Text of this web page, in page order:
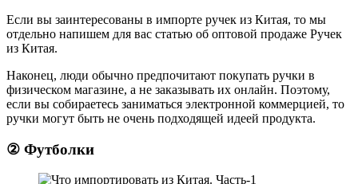
Если вы заинтересованы в импорте ручек из Китая, то мы
отдельно напишем для вас статью об оптовой продаже Ручек
из Китая.
Наконец, люди обычно предпочитают покупать ручки в
физическом магазине, а не заказывать их онлайн. Поэтому,
если вы собираетесь заниматься электронной коммерцией, то
ручки могут быть не очень подходящей идеей продукта.
② Футболки